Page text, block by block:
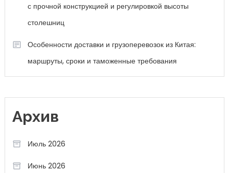
с прочной конструкцией и регулировкой высоты
столешниц
Особенности доставки и грузоперевозок из Китая:
маршруты, сроки и таможенные требования
Архив
Июль 2026
Июнь 2026